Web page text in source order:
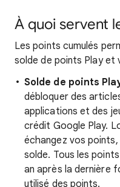
À quoi servent
Les points cumulés
solde de points Play et
Solde de points
débloquer des
applications et des
crédit Google Play.
échangez vos
solde. Tous les
an après la dernière
utilisé des points.